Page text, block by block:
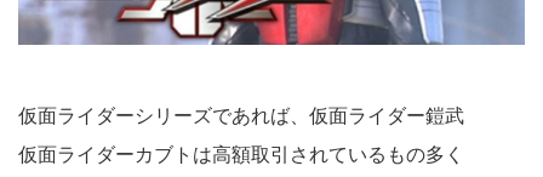
仮面ライダーシリーズであれば、仮面ライダー鎧武
仮面ライダーカブトは高額取引されているもの多く